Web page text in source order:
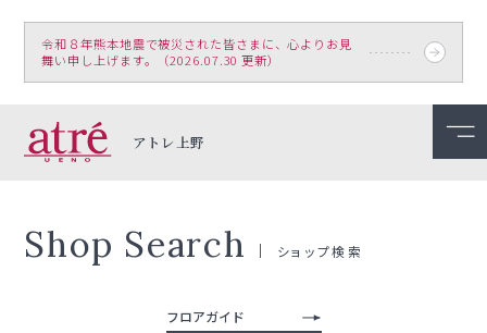
令和８年熊本地震で被災された皆さまに、心よりお見
舞い申し上げます。（2026.07.30 更新）
アトレ上野
Shop Search ショップ検索
フロアガイド